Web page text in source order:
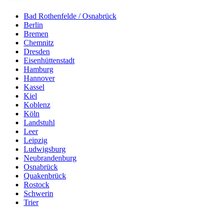
Bad Rothenfelde / Osnabrück
Berlin
Bremen
Chemnitz
Dresden
Eisenhüttenstadt
Hamburg
Hannover
Kassel
Kiel
Koblenz
Köln
Landstuhl
Leer
Leipzig
Ludwigsburg
Neubrandenburg
Osnabrück
Quakenbrück
Rostock
Schwerin
Trier